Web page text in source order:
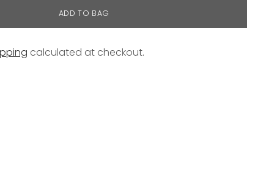
ADD TO BAG
calculated at checkout.